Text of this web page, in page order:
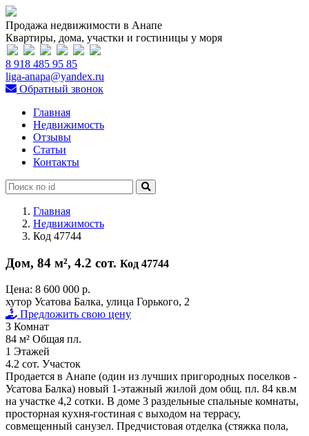
Продажа недвижимости в Анапе
Квартиры, дома, участки и гостиницы у моря
8 918 485 95 85
liga-anapa@yandex.ru
Обратный звонок
Главная
Недвижимость
Отзывы
Статьи
Контакты
Главная
Недвижимость
Код 47744
Дом, 84 м², 4.2 сот. Код 47744
Цена: 8 600 000 р.
хутор Усатова Балка, улица Горького, 2
Предложить свою цену
3 Комнат
84 м² Общая пл.
1 Этажей
4.2 сот. Участок
Продается в Анапе (один из лучших пригородных поселков -
Усатова Балка) новый 1-этажный жилой дом общ. пл. 84 кв.м
на участке 4,2 сотки. В доме 3 раздельные спальные комнаты,
просторная кухня-гостиная с выходом на террасу,
совмещенный санузел. Предчистовая отделка (стяжка пола,